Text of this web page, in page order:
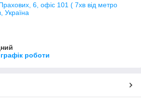
6, офіс 101 ( 7хв від метро
Україна
роботи